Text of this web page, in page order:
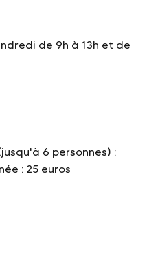
de 9h à 13h et de
6 personnes) :
: 25 euros